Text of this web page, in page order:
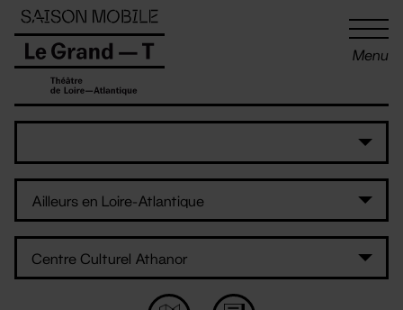
Menu
Panneau de gestion des cookies